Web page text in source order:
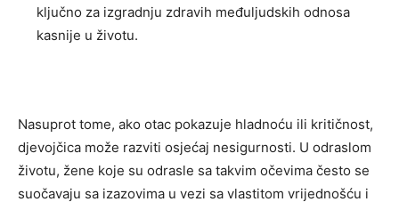
ključno za izgradnju zdravih međuljudskih odnosa
kasnije u životu.
Nasuprot tome, ako otac pokazuje hladnoću ili kritičnost,
djevojčica može razviti osjećaj nesigurnosti. U odraslom
životu, žene koje su odrasle sa takvim očevima često se
suočavaju sa izazovima u vezi sa vlastitom vrijednošću i